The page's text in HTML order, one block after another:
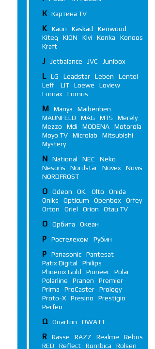
К Картина TV
K Kaon Kaskad
Kenwood
Kiteq
KION Kivi Konka
Konoos
Kraft
J Jetbalance JVC Junibox
L LG Leadstar Leben
Lentel
Leff
LIT Loewe
Loview
Lumax
Lumus
M Manya
Maibenben
MAUNFELD
MAG MTS
Merely
Mezzo
Mdi MODENA
Motorola
Moyo TV
Microlab
Mitsubishi
Mystery
N National NEC
Neko
Nesons
Nordstar Novex
Novis
NORDFROST
O Odeon OK. Olto
Onida
Oniks
Opticum Openbox
Orfey
Orton
Oriel Orion Otau TV
О Орбита Океан
Р Ростелеком Рубин
P Panasonic
Pantesat
Patix Digital
Philips
Phoenix Gold
Pioneer
Polar
Polarline
Pranen
Premier
Prima
ProCaster
Prology
Proto-X
Presino
Prestigio
Perfeo
Q Quarton QWATT
R Rasse RAZZ Realme
Rebus
RED
Reflect Rombica
Rolsen